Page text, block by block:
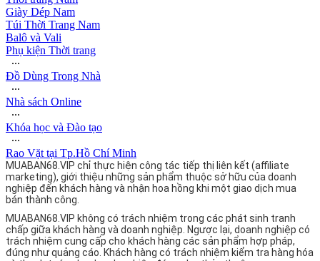
Giày Dép Nam
Túi Thời Trang Nam
Balô và Vali
Phụ kiện Thời trang
∙∙∙
Đồ Dùng Trong Nhà
∙∙∙
Nhà sách Online
∙∙∙
Khóa học và Đào tạo
∙∙∙
Rao Vặt tại Tp.Hồ Chí Minh
MUABAN68.VIP chỉ thực hiện công tác tiếp thị liên kết (affiliate
marketing), giới thiệu những sản phẩm thuộc sở hữu của doanh
nghiệp đến khách hàng và nhận hoa hồng khi một giao dịch mua
bán thành công.
MUABAN68.VIP không có trách nhiệm trong các phát sinh tranh
chấp giữa khách hàng và doanh nghiệp. Ngược lại, doanh nghiệp có
trách nhiệm cung cấp cho khách hàng các sản phẩm hợp pháp,
đúng như quảng cáo. Khách hàng có trách nhiệm kiểm tra hàng hóa